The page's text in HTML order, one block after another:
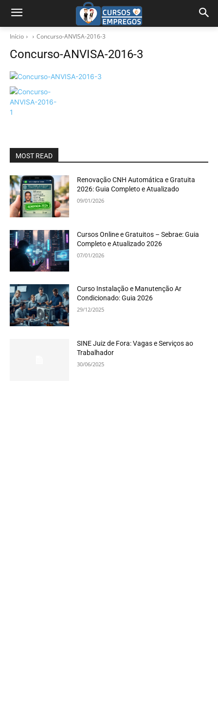
Início Concurso-ANVISA-2016-3
Concurso-ANVISA-2016-3
MOST READ
Renovação CNH Automática e Gratuita
2026: Guia Completo e Atualizado
09/01/2026
Cursos Online e Gratuitos – Sebrae: Guia
Completo e Atualizado 2026
07/01/2026
Curso Instalação e Manutenção Ar
Condicionado: Guia 2026
29/12/2025
SINE Juiz de Fora: Vagas e Serviços ao
Trabalhador
30/06/2025